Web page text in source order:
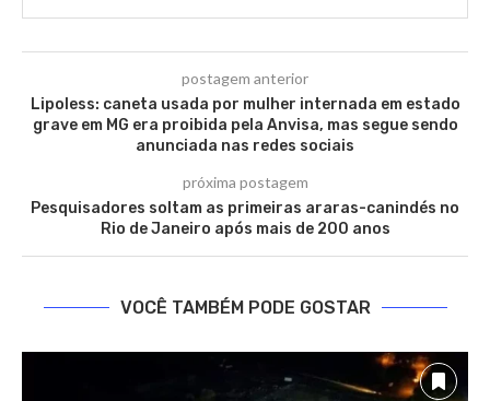
postagem anterior
Lipoless: caneta usada por mulher internada em estado
grave em MG era proibida pela Anvisa, mas segue sendo
anunciada nas redes sociais
próxima postagem
Pesquisadores soltam as primeiras araras-canindés no
Rio de Janeiro após mais de 200 anos
VOCÊ TAMBÉM PODE GOSTAR